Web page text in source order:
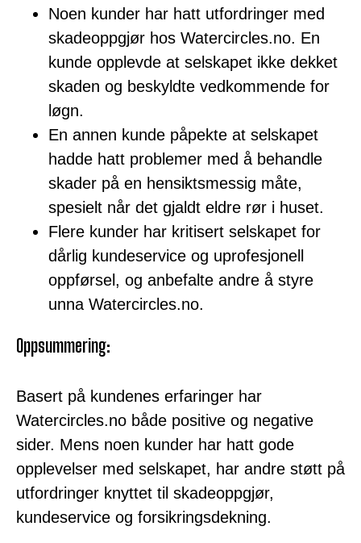
Noen kunder har hatt utfordringer med
skadeoppgjør hos Watercircles.no. En
kunde opplevde at selskapet ikke dekket
skaden og beskyldte vedkommende for
løgn.
En annen kunde påpekte at selskapet
hadde hatt problemer med å behandle
skader på en hensiktsmessig måte,
spesielt når det gjaldt eldre rør i huset.
Flere kunder har kritisert selskapet for
dårlig kundeservice og uprofesjonell
oppførsel, og anbefalte andre å styre
unna Watercircles.no.
Oppsummering:
Basert på kundenes erfaringer har
Watercircles.no både positive og negative
sider. Mens noen kunder har hatt gode
opplevelser med selskapet, har andre støtt på
utfordringer knyttet til skadeoppgjør,
kundeservice og forsikringsdekning.